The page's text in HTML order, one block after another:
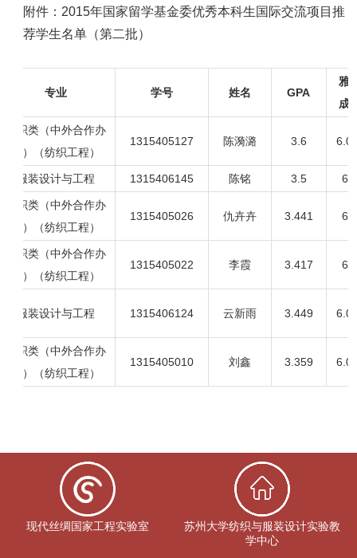
附件：2015年国家留学基金委优秀本科生国际交流项目推
荐学生名单（第二批）
专业 学号 姓名 GPA
雅
成
纺织类（中外合作办
学）（纺织工程）
1315405127 陈漪潞 3.6
服装设计与工程 1315406145 陈铭 3.5 6.0
纺织类（中外合作办
学）（纺织工程）
1315405026 仇卉卉 3.441 6.5
纺织类（中外合作办
学）（纺织工程）
1315405022 李霞 3.417 6.5
服装设计与工程 1315406124 云新雨 3.449
纺织类（中外合作办
学）（纺织工程）
1315405010 刘鑫 3.359
现代丝绸国家工程实验室
苏州大学纺织与服装设计实验教
学中心